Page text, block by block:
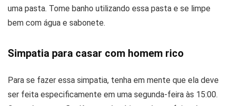
uma pasta. Tome banho utilizando essa pasta e se limpe
bem com água e sabonete.
Simpatia para casar com homem rico
Para se fazer essa simpatia, tenha em mente que ela deve
ser feita especificamente em uma segunda-feira às 15:00.